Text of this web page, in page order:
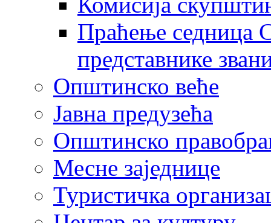
Праћење седница
представнике
Општинско веће
Јавна предузећа
Општинско
Месне заједнице
Туристичка